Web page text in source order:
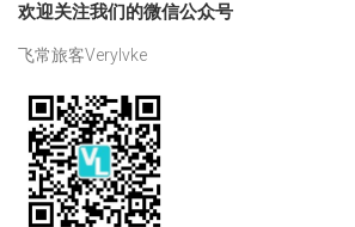
欢迎关注我们的微信公众号
飞常旅客Verylvke